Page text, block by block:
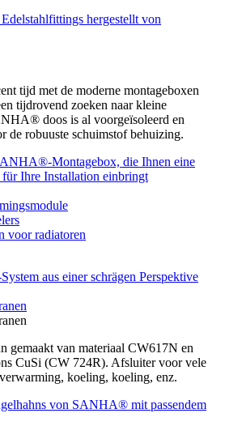
tijd met de moderne montageboxen
tijdrovend zoeken naar kleine
doos is al voorgeïsoleerd en
de robuuste schuimstof behuizing.
voor radiatoren
gemaakt van materiaal CW617N en
CuSi (CW 724R). Afsluiter voor vele
koeling, koeling, enz.